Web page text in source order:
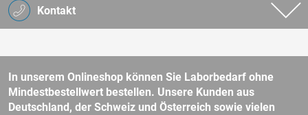
Kontakt
In unserem Onlineshop können Sie Laborbedarf ohne
Mindestbestellwert bestellen. Unsere Kunden aus
Deutschland, der Schweiz und Österreich sowie vielen